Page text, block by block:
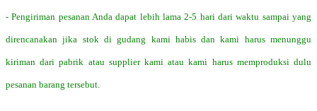
- Pengiriman pesanan Anda dapat lebih lama 2-5 hari dari waktu sampai yang
direncanakan jika stok di gudang kami habis dan kami harus menunggu
kiriman dari pabrik atau supplier kami atau kami harus memproduksi dulu
pesanan barang tersebut.